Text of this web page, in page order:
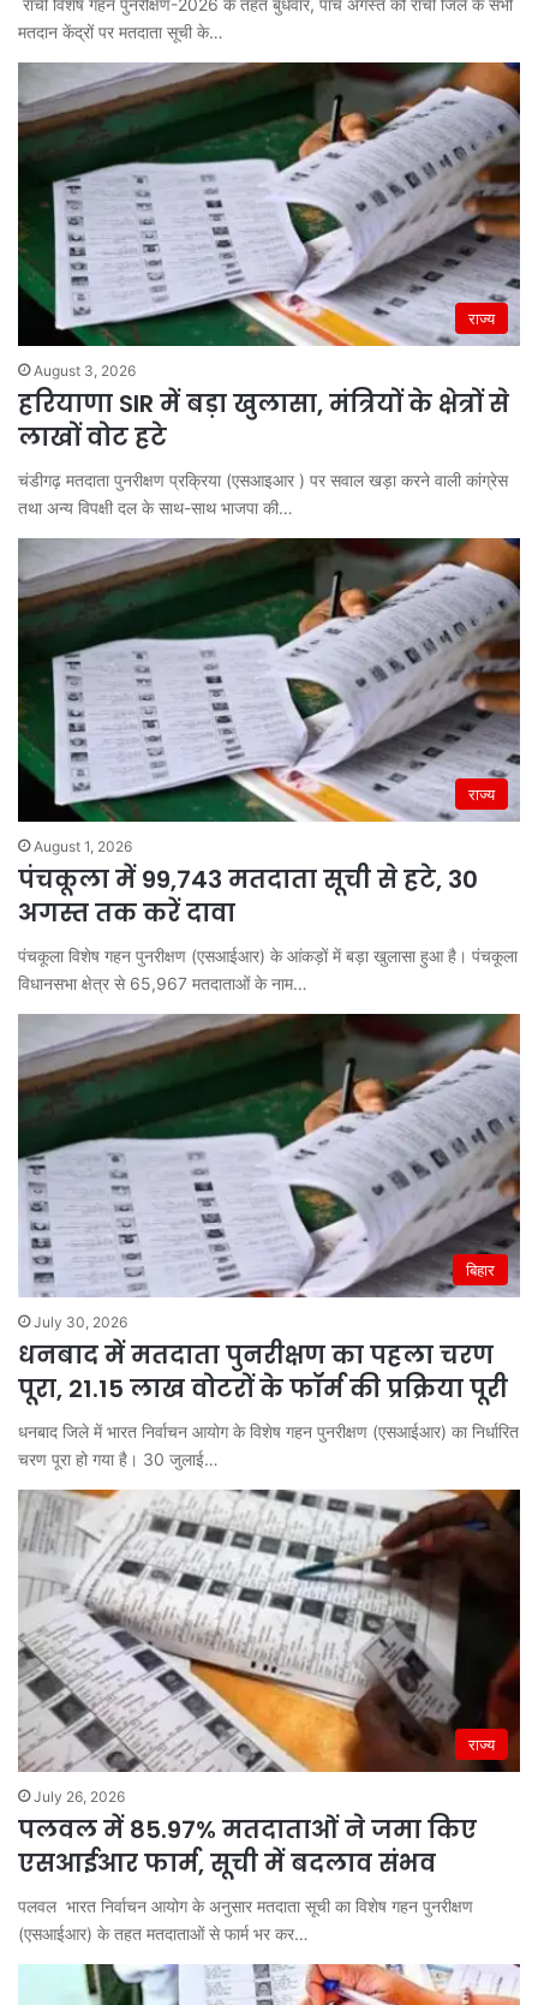
रांची विशेष गहन पुनरीक्षण-2026 के तहत बुधवार, पांच अगस्त को रांची जिले के सभी
मतदान केंद्रों पर मतदाता सूची के…
राज्य
August 3, 2026
हरियाणा SIR में बड़ा खुलासा, मंत्रियों के क्षेत्रों से
लाखों वोट हटे
चंडीगढ़ मतदाता पुनरीक्षण प्रक्रिया (एसआइआर ) पर सवाल खड़ा करने वाली कांग्रेस
तथा अन्य विपक्षी दल के साथ-साथ भाजपा की…
राज्य
August 1, 2026
पंचकूला में 99,743 मतदाता सूची से हटे, 30
अगस्त तक करें दावा
पंचकूला विशेष गहन पुनरीक्षण (एसआईआर) के आंकड़ों में बड़ा खुलासा हुआ है। पंचकूला
विधानसभा क्षेत्र से 65,967 मतदाताओं के नाम…
बिहार
July 30, 2026
धनबाद में मतदाता पुनरीक्षण का पहला चरण
पूरा, 21.15 लाख वोटरों के फॉर्म की प्रक्रिया पूरी
धनबाद जिले में भारत निर्वाचन आयोग के विशेष गहन पुनरीक्षण (एसआईआर) का निर्धारित
चरण पूरा हो गया है। 30 जुलाई…
राज्य
July 26, 2026
पलवल में 85.97% मतदाताओं ने जमा किए
एसआईआर फार्म, सूची में बदलाव संभव
पलवल भारत निर्वाचन आयोग के अनुसार मतदाता सूची का विशेष गहन पुनरीक्षण
(एसआईआर) के तहत मतदाताओं से फार्म भर कर…